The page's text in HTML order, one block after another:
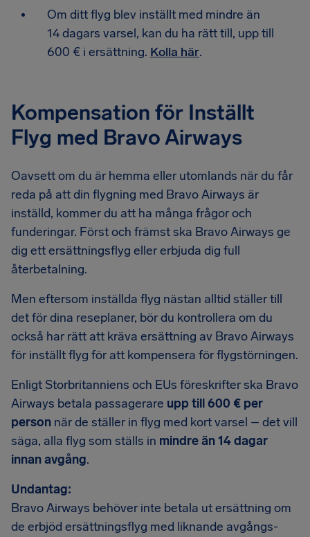
Om ditt flyg blev inställt med mindre än
14 dagars varsel, kan du ha rätt till, upp till
600 € i ersättning. Kolla här.
Kompensation för Inställt
Flyg med Bravo Airways
Oavsett om du är hemma eller utomlands när du får
reda på att din flygning med Bravo Airways är
inställd, kommer du att ha många frågor och
funderingar. Först och främst ska Bravo Airways ge
dig ett ersättningsflyg eller erbjuda dig full
återbetalning.
Men eftersom inställda flyg nästan alltid ställer till
det för dina reseplaner, bör du kontrollera om du
också har rätt att kräva ersättning av Bravo Airways
för inställt flyg för att kompensera för flygstörningen.
Enligt Storbritanniens och EUs föreskrifter ska Bravo
Airways betala passagerare upp till 600 € per
person när de ställer in flyg med kort varsel – det vill
säga, alla flyg som ställs in mindre än 14 dagar
innan avgång.
Undantag:
Bravo Airways behöver inte betala ut ersättning om
de erbjöd ersättningsflyg med liknande avgångs-